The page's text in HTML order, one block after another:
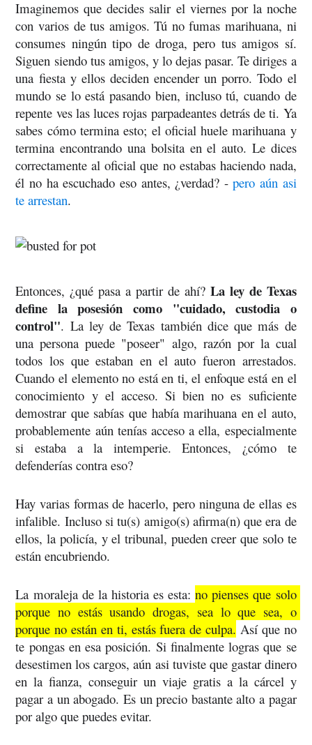
Imaginemos que decides salir el viernes por la noche
con varios de tus amigos. Tú no fumas marihuana, ni
consumes ningún tipo de droga, pero tus amigos sí.
Siguen siendo tus amigos, y lo dejas pasar. Te diriges a
una fiesta y ellos deciden encender un porro. Todo el
mundo se lo está pasando bien, incluso tú, cuando de
repente ves las luces rojas parpadeantes detrás de ti. Ya
sabes cómo termina esto; el oficial huele marihuana y
termina encontrando una bolsita en el auto. Le dices
correctamente al oficial que no estabas haciendo nada,
él no ha escuchado eso antes, ¿verdad? - pero aún asi
te arrestan.
​​Entonces, ¿qué pasa a partir de ahí? La ley de Texas
define la posesión como "cuidado, custodia o
control". La ley de Texas también dice que más de
una persona puede "poseer" algo, razón por la cual
todos los que estaban en el auto fueron arrestados.
Cuando el elemento no está en ti, el enfoque está en el
conocimiento y el acceso. Si bien no es suficiente
demostrar que sabías que había marihuana en el auto,
probablemente aún tenías acceso a ella, especialmente
si estaba a la intemperie. Entonces, ¿cómo te
defenderías contra eso?
Hay varias formas de hacerlo, pero ninguna de ellas es
infalible. Incluso si tu(s) amigo(s) afirma(n) que era de
ellos, la policía, y el tribunal, pueden creer que solo te
están encubriendo.
La moraleja de la historia es esta: no pienses que solo
porque no estás usando drogas, sea lo que sea, o
porque no están en ti, estás fuera de culpa. Así que no
te pongas en esa posición. Si finalmente logras que se
desestimen los cargos, aún asi tuviste que gastar dinero
en la fianza, conseguir un viaje gratis a la cárcel y
pagar a un abogado. Es un precio bastante alto a pagar
por algo que puedes evitar.